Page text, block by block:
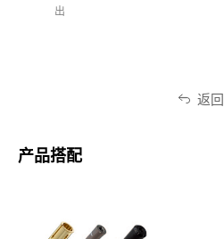
出
返回
产品搭配